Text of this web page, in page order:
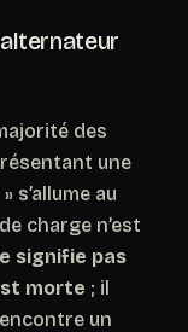
des
une
s’allume au
charge n’est
signifie pas
morte ; il
un